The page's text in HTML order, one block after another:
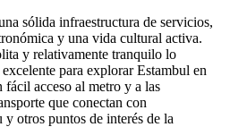
sólida infraestructura de servicios,
y una vida cultural activa.
y relativamente tranquilo lo
para explorar Estambul en
fácil acceso al metro y a las
que conectan con
otros puntos de interés de la